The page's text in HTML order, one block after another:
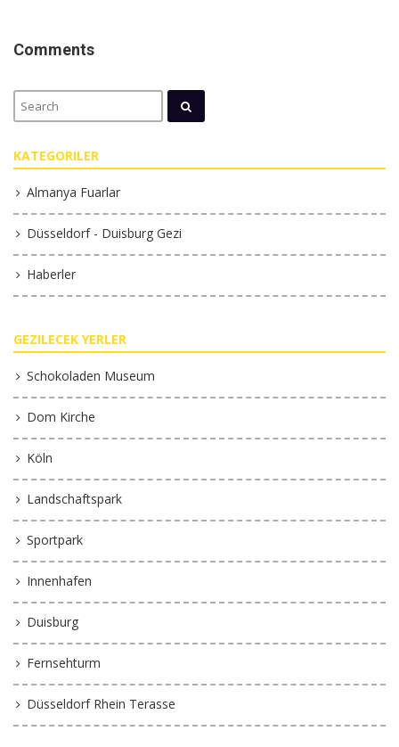
Comments
KATEGORILER
Almanya Fuarlar
Düsseldorf - Duisburg Gezi
Haberler
GEZILECEK YERLER
Schokoladen Museum
Dom Kirche
Köln
Landschaftspark
Sportpark
Innenhafen
Duisburg
Fernsehturm
Düsseldorf Rhein Terasse